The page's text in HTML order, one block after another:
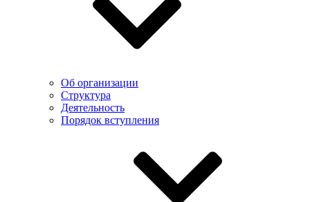
Об организации
Структура
Деятельность
Порядок вступления